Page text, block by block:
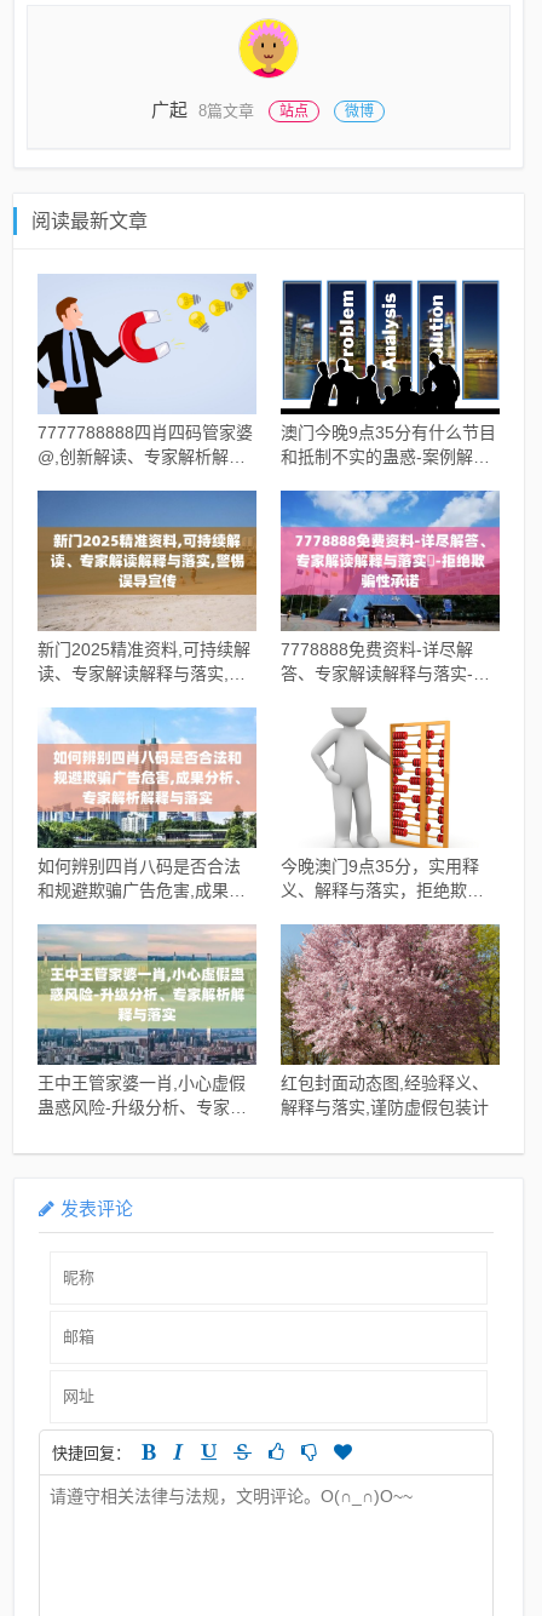
广起 8篇文章 站点 微博
阅读最新文章
7777788888四肖四码管家婆
@,创新解读、专家解析解释
澳门今晚9点35分有什么节目
和抵制不实的蛊惑-案例解
新门2025精准资料,可持续解
读、专家解读解释与落实,警
7778888免费资料-详尽解
答、专家解读解释与落实​-拒
如何辨别四肖八码是否合法
和规避欺骗广告危害,成果分
今晚澳门9点35分，实用释
义、解释与落实，拒绝欺骗
王中王管家婆一肖,小心虚假
蛊惑风险-升级分析、专家解
红包封面动态图,经验释义、
解释与落实,谨防虚假包装计
发表评论
快捷回复：